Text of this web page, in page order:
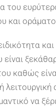
του
και
είναι
καθώς
λειτουργική
να